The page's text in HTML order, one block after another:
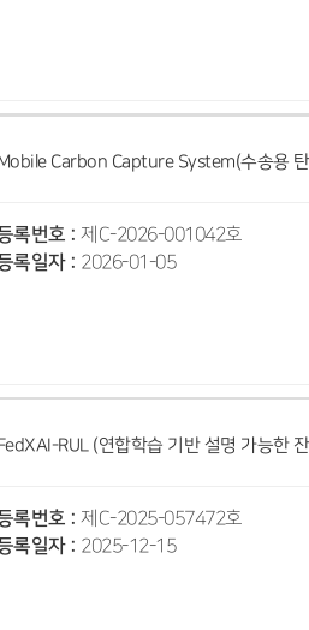
Carbon Capture System(수송용
록번호 : 제C-2026-001042호
록일자 : 2026-01-05
RUL (연합학습 기반 설명 가능한
록번호 : 제C-2025-057472호
록일자 : 2025-12-15